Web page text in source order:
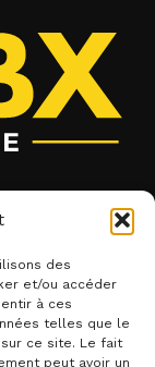
des
et/ou accéder
à ces
telles que le
ce site. Le fait
peut avoir un